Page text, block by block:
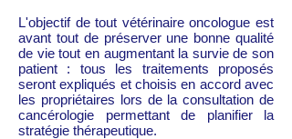
L'objectif de tout vétérinaire oncologue est
avant tout de préserver une bonne qualité
de vie tout en augmentant la survie de son
patient : tous les traitements proposés
seront expliqués et choisis en accord avec
les propriétaires lors de la consultation de
cancérologie permettant de planifier la
stratégie thérapeutique.